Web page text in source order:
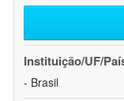
Instituição/UF/
- Brasil